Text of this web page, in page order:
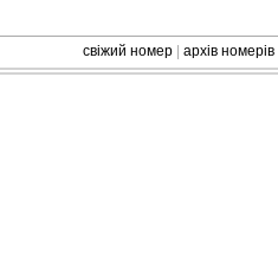
свіжий номер архів номерів